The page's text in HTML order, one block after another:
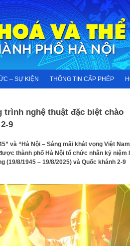
– SỰ KIỆN THÔNG TIN CẤP PHÉP
nghệ thuật đặc biệt chào
9
và “Hà Nội – Sáng mãi khát vọng Việt
thành phố Hà Nội tổ chức nhân kỷ niệm
(19/8/1945 – 19/8/2025) và Quốc khánh 2-9